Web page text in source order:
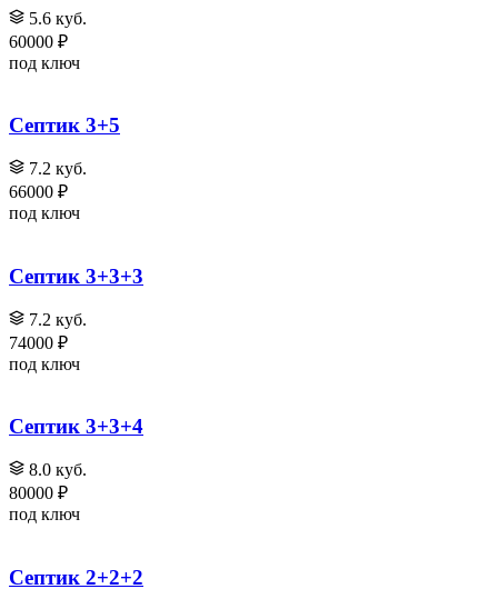
5.6 куб.
60000 ₽
под ключ
Септик 3+5
7.2 куб.
66000 ₽
под ключ
Септик 3+3+3
7.2 куб.
74000 ₽
под ключ
Септик 3+3+4
8.0 куб.
80000 ₽
под ключ
Септик 2+2+2